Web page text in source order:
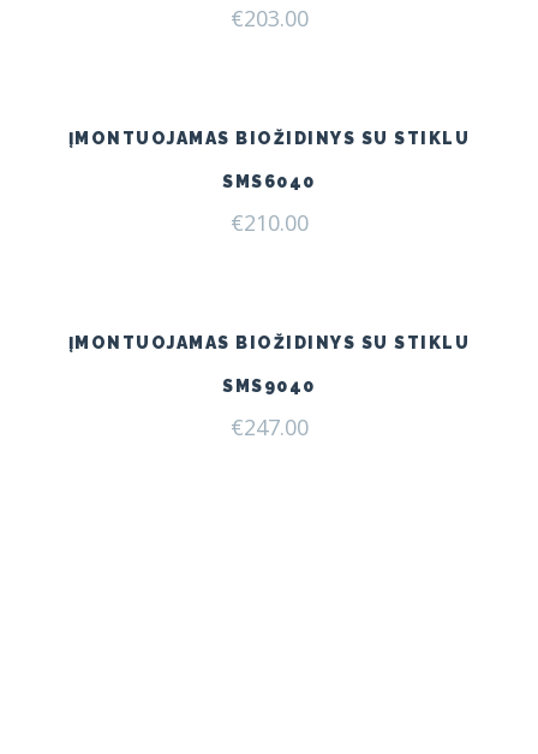
€203.00
ĮMONTUOJAMAS BIOŽIDINYS SU STIKLU
SMS6040
€210.00
ĮMONTUOJAMAS BIOŽIDINYS SU STIKLU
SMS9040
€247.00